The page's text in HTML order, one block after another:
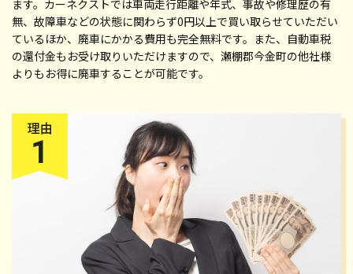
ます。カーネクストでは車両走行距離や年式、事故や修理歴の有
無、故障車などの状態に関わらず0円以上で買い取らせていただい
ているほか、廃車にかかる費用も完全無料です。また、自動車税
の還付金もお受け取りいただけますので、瀬棚郡今金町の他社様
よりもお得に廃車することが可能です。